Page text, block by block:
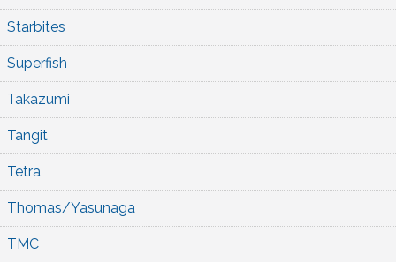
Starbites
Superfish
Takazumi
Tangit
Tetra
Thomas/Yasunaga
TMC